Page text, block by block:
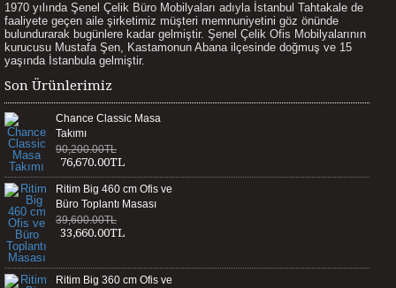
1970 yılında Şenel Çelik Büro Mobilyaları adıyla İstanbul Tahtakale de
faaliyete geçen aile şirketimiz müşteri memnuniyetini göz önünde
bulundurarak bugünlere kadar gelmiştir. Şenel Çelik Ofis Mobilyalarının
kurucusu Mustafa Şen, Kastamonun Abana ilçesinde doğmuş ve 15
yaşında İstanbula gelmiştir.
Son Ürünlerimiz
Chance Classic Masa
Takımı
90,200.00TL
76,670.00TL
Ritim Big 460 cm Ofis ve
Büro Toplantı Masası
39,600.00TL
33,660.00TL
Ritim Big 360 cm Ofis ve